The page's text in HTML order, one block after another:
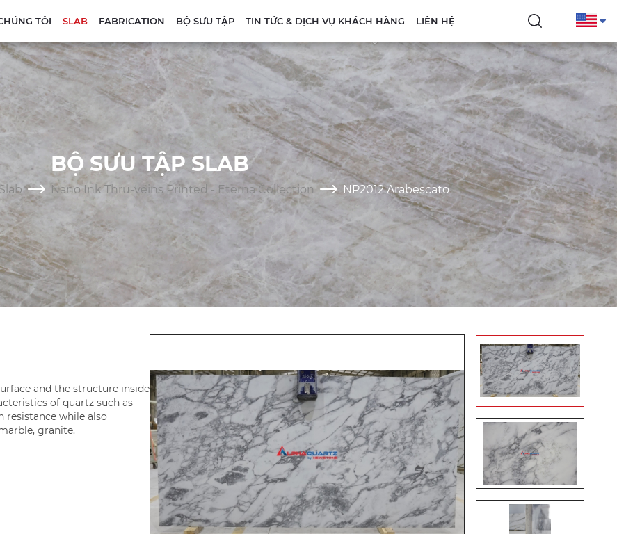
TÔI SLAB FABRICATION BỘ SƯU TẬP TIN TỨC & DỊCH VỤ KHÁCH HÀNG LIÊN HỆ
BỘ SƯU TẬP SLAB
Nano Ink Thru-veins Printed - Eterna Collection NP2012 Arabescato
and the structure inside
of quartz such as
resistance while also
granite.